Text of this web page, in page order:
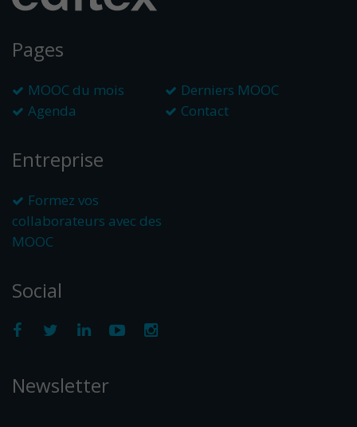
Pages
MOOC du mois
Derniers MOOC
Agenda
Contact
Entreprise
Formez vos
collaborateurs avec des
MOOC
Social
Newsletter